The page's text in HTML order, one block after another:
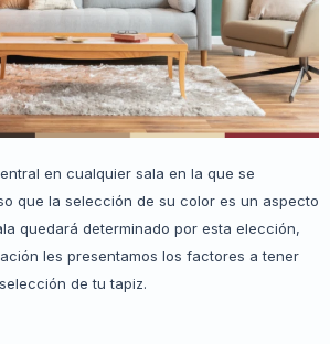
en cualquier sala en la que se
que la selección de su color es un aspecto
quedará determinado por esta elección,
les presentamos los factores a tener
de tu tapiz.